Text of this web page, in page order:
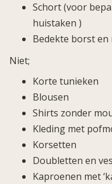
Schort (voor
huistaken )
Bedekte borst en
Niet;
Korte tunieken
Blousen
Shirts zonder
Kleding met
Korsetten
Doubletten en
Kaproenen met